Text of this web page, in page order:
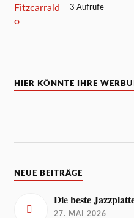
3 Aufrufe
HIER KÖNNTE IHRE
NEUE BEITRÄGE
Die beste
27. MAI 2026